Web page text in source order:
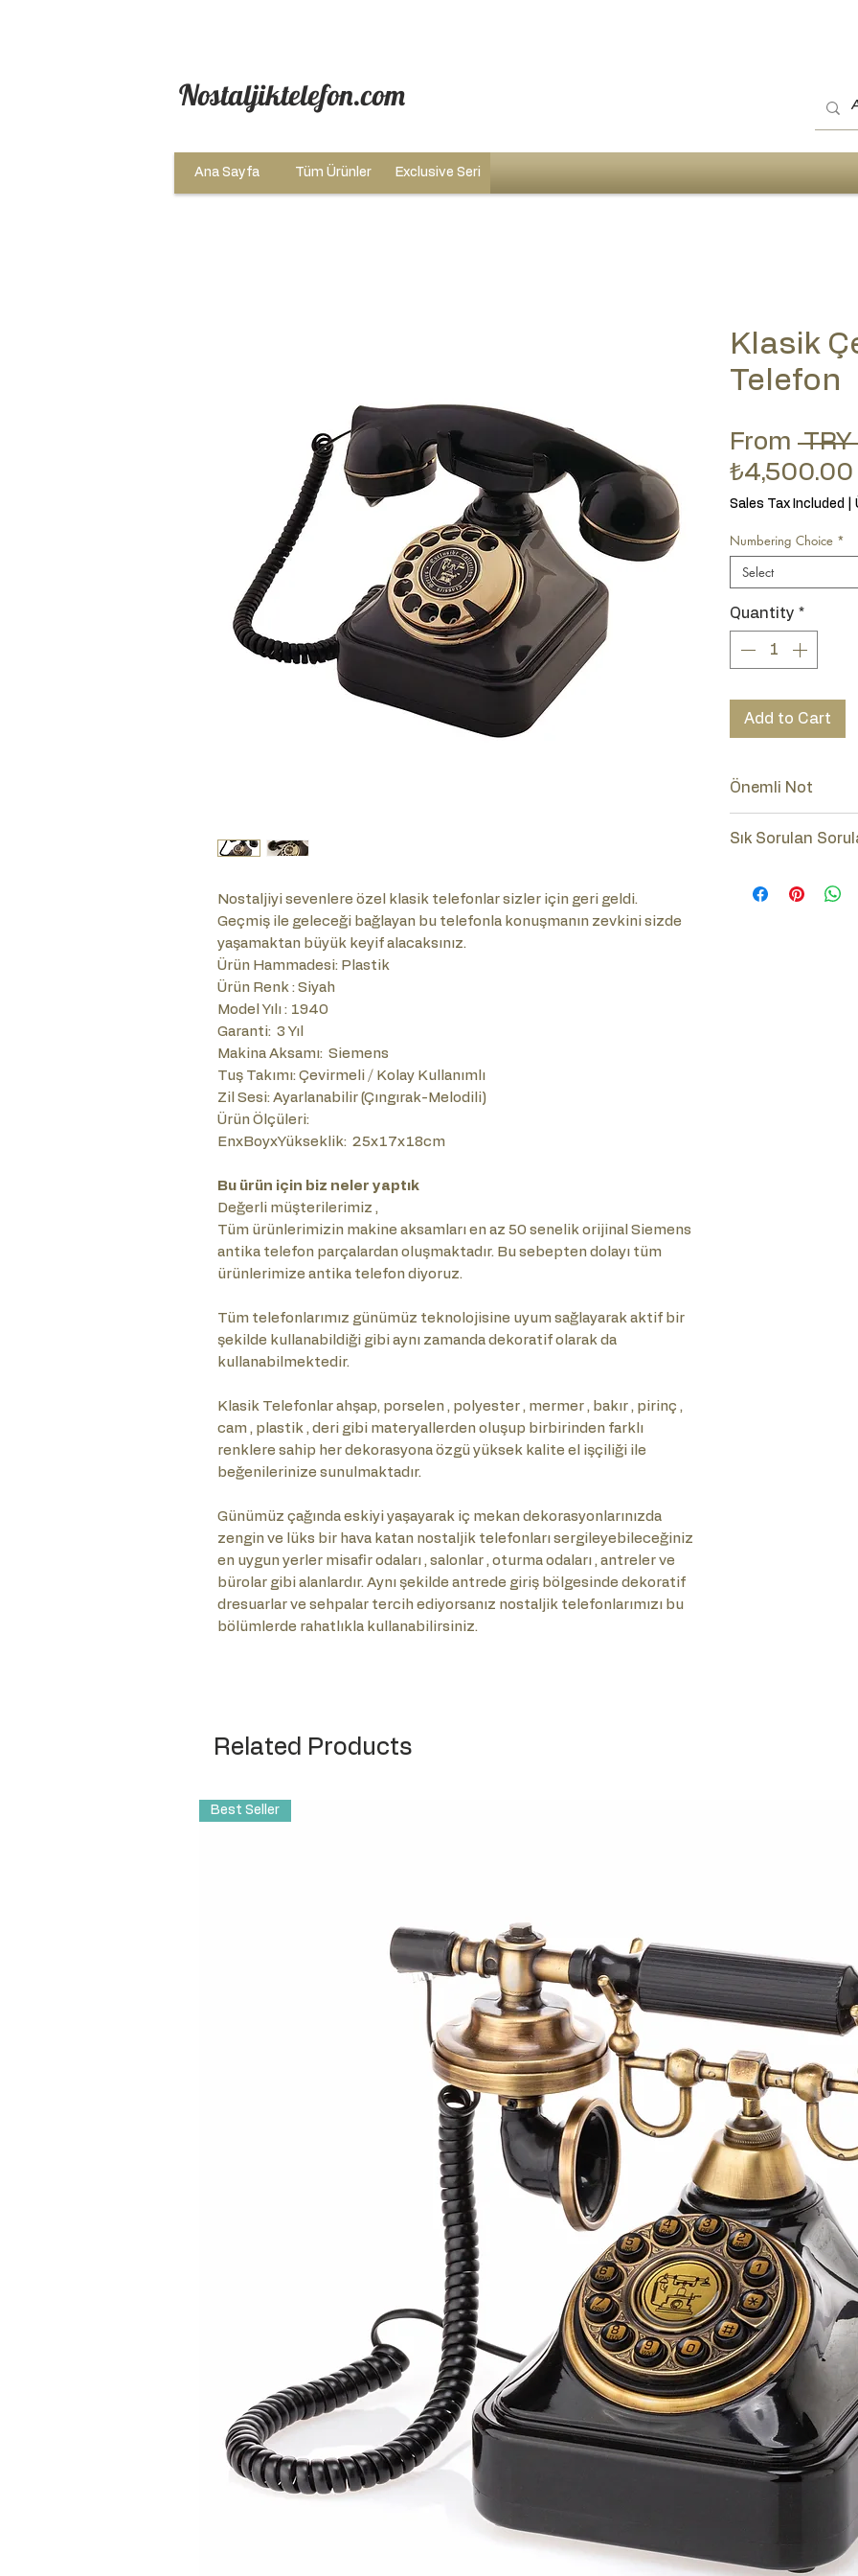
Nostaljiktelefon.com
Ana Sayfa Tüm Ürünler Exclusive Seri
Nostaljiyi sevenlere özel klasik telefonlar sizler için geri geldi.
Geçmiş ile geleceği bağlayan bu telefonla konuşmanın zevkini sizde
yaşamaktan büyük keyif alacaksınız.
Ürün Hammadesi: Plastik
Ürün Renk : Siyah
Model Yılı : 1940
Garanti: 3 Yıl
Makina Aksamı: Siemens
Tuş Takımı: Çevirmeli / Kolay Kullanımlı
Zil Sesi: Ayarlanabilir (Çıngırak-Melodili)
Ürün Ölçüleri:
EnxBoyxYükseklik: 25x17x18cm
Bu ürün için biz neler yaptık
Değerli müşterilerimiz ,
Tüm ürünlerimizin makine aksamları en az 50 senelik orijinal Siemens
antika telefon parçalardan oluşmaktadır. Bu sebepten dolayı tüm
ürünlerimize antika telefon diyoruz.
Tüm telefonlarımız günümüz teknolojisine uyum sağlayarak aktif bir
şekilde kullanabildiği gibi aynı zamanda dekoratif olarak da
kullanabilmektedir.
Klasik Telefonlar ahşap, porselen , polyester , mermer , bakır , pirinç ,
cam , plastik , deri gibi materyallerden oluşup birbirinden farklı
renklere sahip her dekorasyona özgü yüksek kalite el işçiliği ile
beğenilerinize sunulmaktadır.
Günümüz çağında eskiyi yaşayarak iç mekan dekorasyonlarınızda
zengin ve lüks bir hava katan nostaljik telefonları sergileyebileceğiniz
en uygun yerler misafir odaları , salonlar , oturma odaları , antreler ve
bürolar gibi alanlardır. Aynı şekilde antrede giriş bölgesinde dekoratif
dresuarlar ve sehpalar tercih ediyorsanız nostaljik telefonlarımızı bu
bölümlerde rahatlıkla kullanabilirsiniz.
Klasik
Telefon
From TRY
₺4,500.00
Sales Tax Included
Numbering Choice *
Select
Quantity *
Add to Cart
Önemli Not
(Tuşlu-Çevirmeli)
Sık Sorulan
tıklayınız.
Related Products
Best Seller